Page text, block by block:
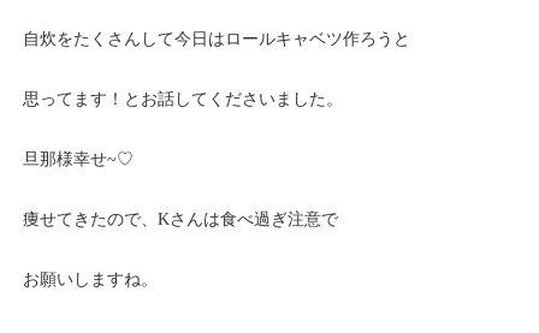
自炊をたくさんして今日はロールキャベツ作ろうと
思ってます！とお話してくださいました。
旦那様幸せ~♡
痩せてきたので、Kさんは食べ過ぎ注意で
お願いしますね。